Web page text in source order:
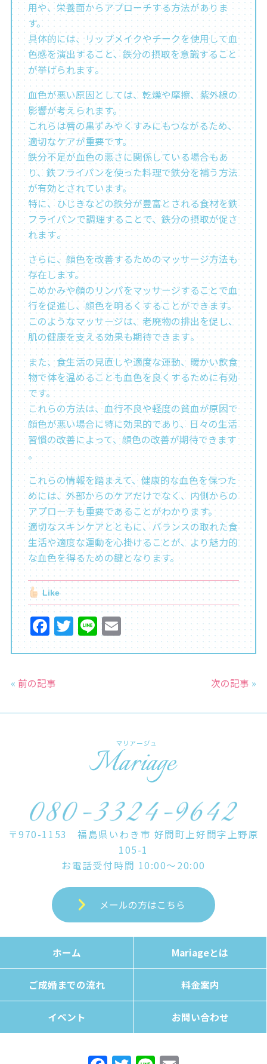
用や、栄養面からアプローチする方法がありま
す。
具体的には、リップメイクやチークを使用して血
色感を演出すること、鉄分の摂取を意識すること
が挙げられます​​​​。
血色が悪い原因としては、乾燥や摩擦、紫外線の
影響が考えられます。
これらは唇の黒ずみやくすみにもつながるため、
適切なケアが重要です。
鉄分不足が血色の悪さに関係している場合もあ
り、鉄フライパンを使った料理で鉄分を補う方法
が有効とされています。
特に、ひじきなどの鉄分が豊富とされる食材を鉄
フライパンで調理することで、鉄分の摂取が促さ
れます​​。
さらに、顔色を改善するためのマッサージ方法も
存在します。
こめかみや顔のリンパをマッサージすることで血
行を促進し、顔色を明るくすることができます。
このようなマッサージは、老廃物の排出を促し、
肌の健康を支える効果も期待できます​​。
また、食生活の見直しや適度な運動、暖かい飲食
物で体を温めることも血色を良くするために有効
です。
これらの方法は、血行不良や軽度の貧血が原因で
顔色が悪い場合に特に効果的であり、日々の生活
習慣の改善によって、顔色の改善が期待できます​​
。
これらの情報を踏まえて、健康的な血色を保つた
めには、外部からのケアだけでなく、内側からの
アプローチも重要であることがわかります。
適切なスキンケアとともに、バランスの取れた食
生活や適度な運動を心掛けることが、より魅力的
な血色を得るための鍵となります。
Like
F
a
e
o
T
w
Li
n
E
m
« 前の記事 次の記事 »
〒970-1153 福島県いわき市 好間町上好間字上野原
105-1
お電話受付時間 10:00～20:00
メールの方はこちら
ホーム Mariageとは
ご成婚までの流れ 料金案内
イベント お問い合わせ